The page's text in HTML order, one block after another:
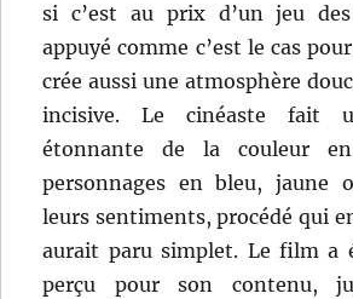
si c’est au prix d’un jeu des
appuyé comme c’est le cas
crée aussi une atmosphère
incisive. Le cinéaste fait
étonnante de la couleur
personnages en bleu, jaune
leurs sentiments, procédé qui
aurait paru simplet. Le film a
perçu pour son contenu,